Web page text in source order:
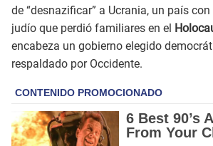
de “desnazificar” a Ucrania, un país
judío que perdió familiares en el
encabeza un gobierno elegido
respaldado por Occidente.